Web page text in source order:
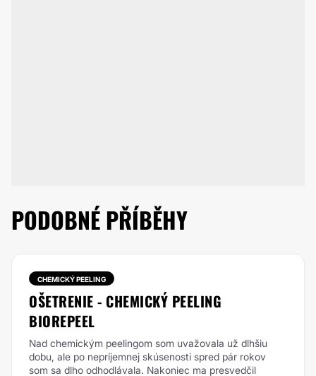
PODOBNÉ PŘÍBĚHY
CHEMICKÝ PEELING
OŠETRENIE - CHEMICKÝ PEELING
BIOREPEEL
Nad chemickým peelingom som uvažovala už dlhšiu
dobu, ale po nepríjemnej skúsenosti spred pár rokov
som sa dlho odhodlávala. Nakoniec ma presvedčil